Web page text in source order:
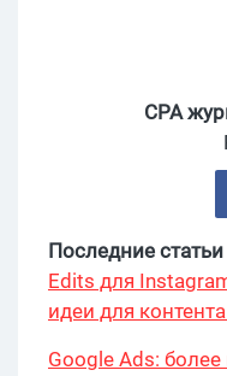
CPA
Последние
Edits для
идеи для
Google Ads: